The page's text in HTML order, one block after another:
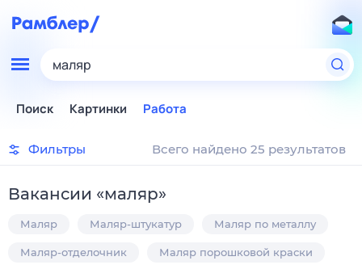
маляр
Поиск Картинки Работа
Фильтры Всего найдено 25 результатов
Вакансии «маляр»
Маляр Маляр-штукатур Маляр по металлу
Маляр-отделочник Маляр порошковой краски